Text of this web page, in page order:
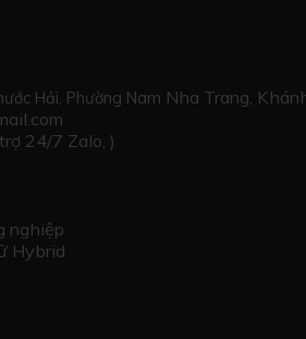
Hải, Phường Nam Nha Trang,
24/7 Zalo, )
nghiệp
Hybrid